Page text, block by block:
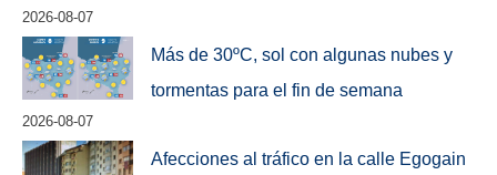
2026-08-07
Más de 30ºC, sol con algunas nubes y
tormentas para el fin de semana
2026-08-07
Afecciones al tráfico en la calle Egogain